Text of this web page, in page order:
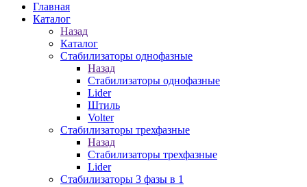
Главная
Каталог
Назад
Каталог
Стабилизаторы однофазные
Назад
Стабилизаторы однофазные
Lider
Штиль
Volter
Стабилизаторы трехфазные
Назад
Стабилизаторы трехфазные
Lider
Стабилизаторы 3 фазы в 1